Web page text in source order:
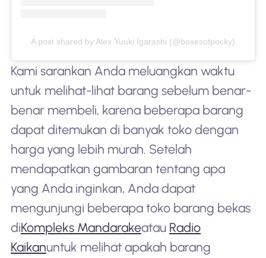
A post shared by Alex Yuuki Igarashi (@boxesofpocky)
Kami sarankan Anda meluangkan waktu
untuk melihat-lihat barang sebelum benar-
benar membeli, karena beberapa barang
dapat ditemukan di banyak toko dengan
harga yang lebih murah. Setelah
mendapatkan gambaran tentang apa
yang Anda inginkan, Anda dapat
mengunjungi beberapa toko barang bekas
diKompleks Mandarakeatau Radio
Kaikanuntuk melihat apakah barang